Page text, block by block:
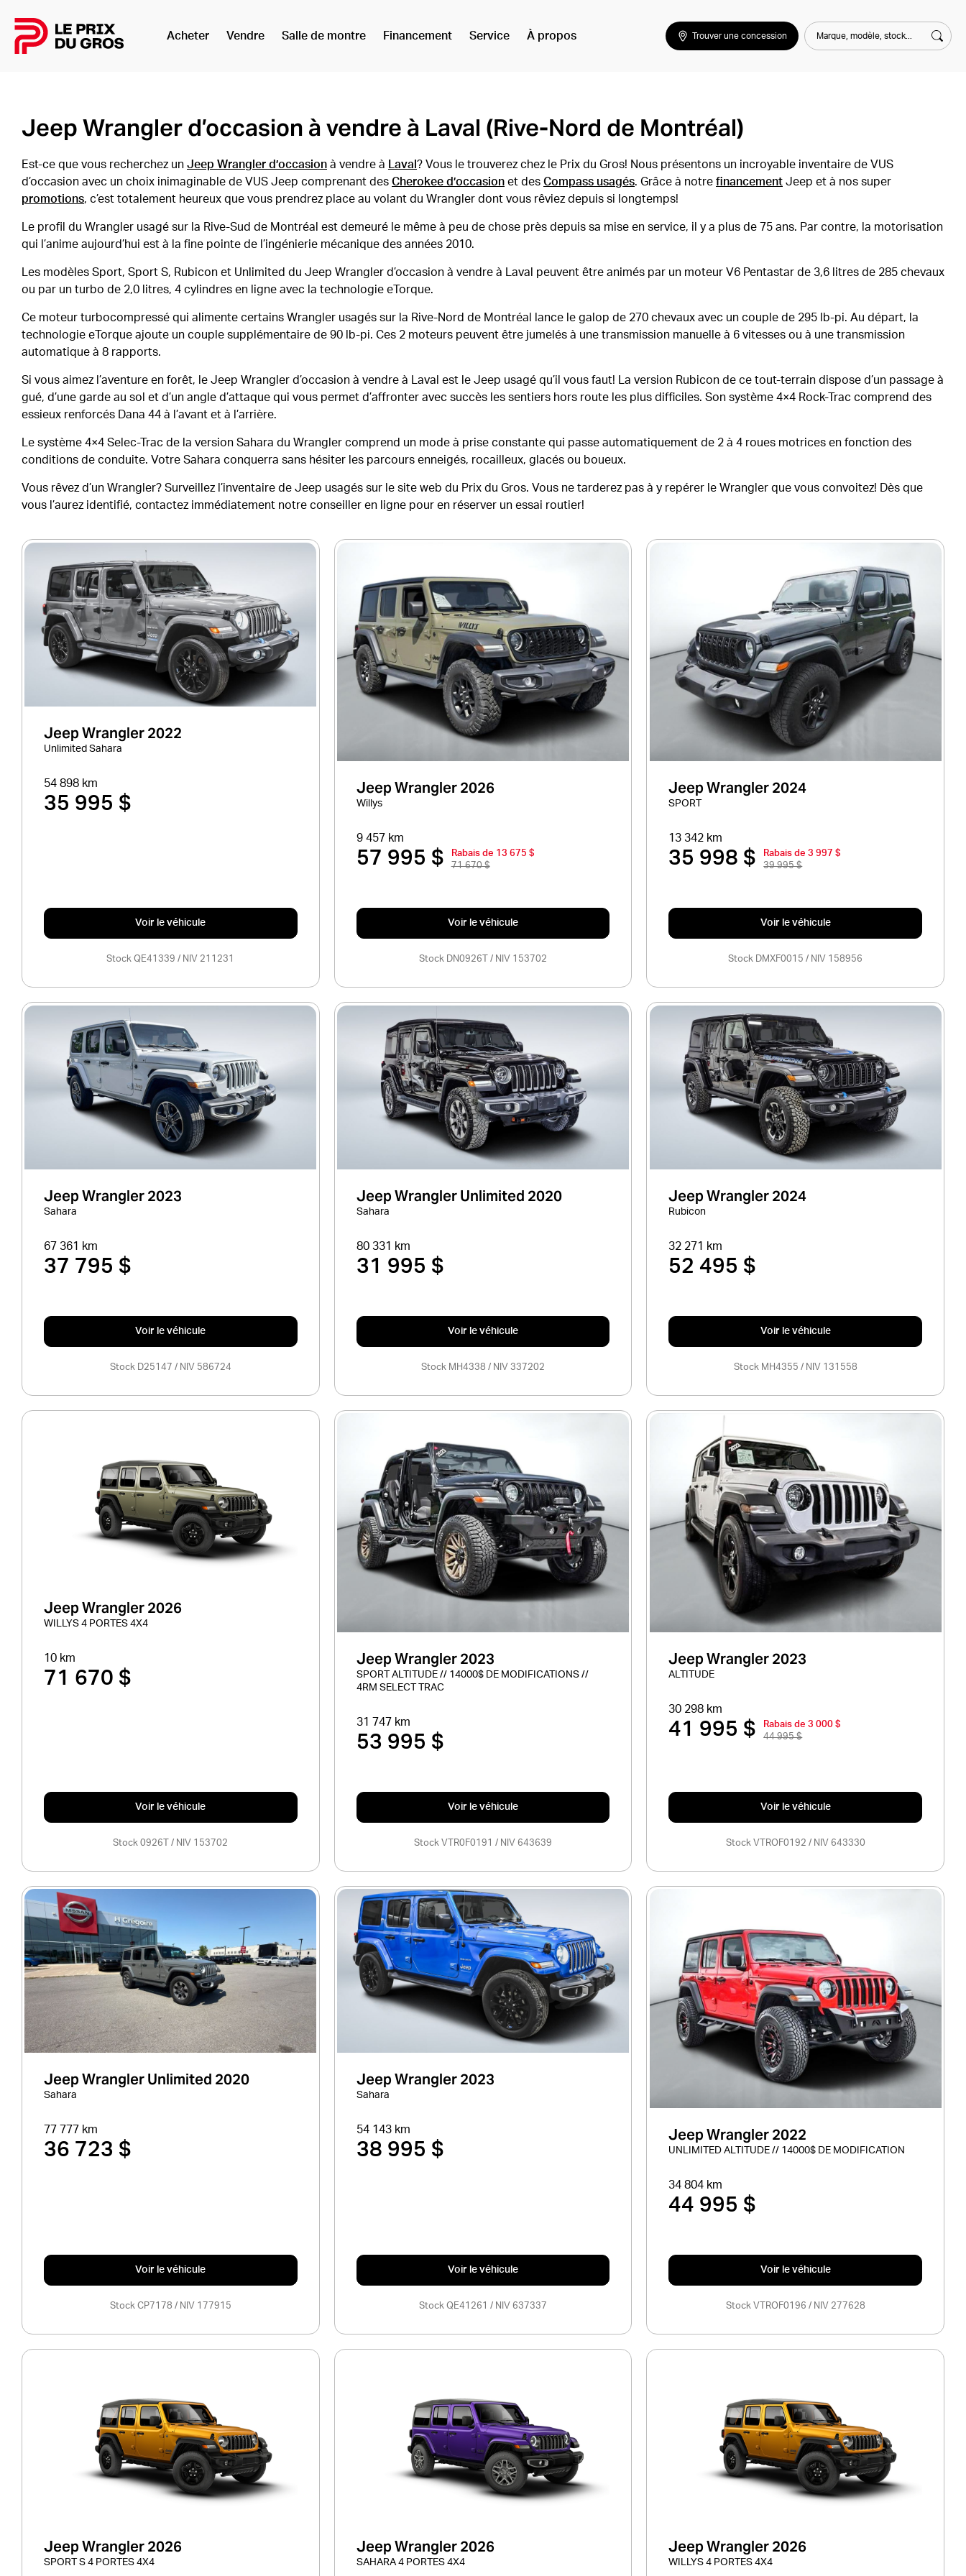
Accueil Acheter Vendre Salle de montre Financement Service À propos Trouver une concession
Marque, modèle, stock...
Jeep Wrangler d’occasion à vendre à Laval (Rive-Nord de Montréal)
Est-ce que vous recherchez un Jeep Wrangler d’occasion à vendre à Laval ? Vous le trouverez chez le Prix du Gros! Nous présentons un incroyable inventaire de VUS
d’occasion avec un choix inimaginable de VUS Jeep comprenant des Cherokee d’occasion et des Compass usagés. Grâce à notre financement Jeep et à nos super
promotions, c’est totalement heureux que vous prendrez place au volant du Wrangler dont vous rêviez depuis si longtemps!
Le profil du Wrangler usagé sur la Rive-Sud de Montréal est demeuré le même à peu de chose près depuis sa mise en service, il y a plus de 75 ans. Par contre, la motorisation
qui l’anime aujourd’hui est à la fine pointe de l’ingénierie mécanique des années 2010.
Les modèles Sport, Sport S, Rubicon et Unlimited du Jeep Wrangler d’occasion à vendre à Laval peuvent être animés par un moteur V6 Pentastar de 3,6 litres de 285 chevaux
ou par un turbo de 2,0 litres, 4 cylindres en ligne avec la technologie eTorque.
Ce moteur turbocompressé qui alimente certains Wrangler usagés sur la Rive-Nord de Montréal lance le galop de 270 chevaux avec un couple de 295 lb-pi. Au départ, la
technologie eTorque ajoute un couple supplémentaire de 90 lb-pi. Ces 2 moteurs peuvent être jumelés à une transmission manuelle à 6 vitesses ou à une transmission
automatique à 8 rapports.
Si vous aimez l’aventure en forêt, le Jeep Wrangler d’occasion à vendre à Laval est le Jeep usagé qu’il vous faut! La version Rubicon de ce tout-terrain dispose d’un passage à
gué, d’une garde au sol et d’un angle d’attaque qui vous permet d’affronter avec succès les sentiers hors route les plus difficiles. Son système 4×4 Rock-Trac comprend des
essieux renforcés Dana 44 à l’avant et à l’arrière.
Le système 4×4 Selec-Trac de la version Sahara du Wrangler comprend un mode à prise constante qui passe automatiquement de 2 à 4 roues motrices en fonction des
conditions de conduite. Votre Sahara conquerra sans hésiter les parcours enneigés, rocailleux, glacés ou boueux.
Vous rêvez d’un Wrangler? Surveillez l’inventaire de Jeep usagés sur le site web du Prix du Gros. Vous ne tarderez pas à y repérer le Wrangler que vous convoitez! Dès que
vous l’aurez identifié, contactez immédiatement notre conseiller en ligne pour en réserver un essai routier!
Jeep Wrangler 2022
Unlimited Sahara
54 898 km
35 995 $
Voir le véhicule
Stock QE41339 / NIV 211231
Jeep Wrangler 2026
Willys
9 457 km
57 995 $
Rabais de 13 675 $
71 670 $
Voir le véhicule
Stock DN0926T / NIV 153702
Jeep Wrangler 2024
SPORT
13 342 km
35 998 $
Rabais de 3 997 $
39 995 $
Voir le véhicule
Stock DMXF0015 / NIV 158956
Jeep Wrangler 2023
Sahara
67 361 km
37 795 $
Voir le véhicule
Stock D25147 / NIV 586724
Jeep Wrangler Unlimited 2020
Sahara
80 331 km
31 995 $
Voir le véhicule
Stock MH4338 / NIV 337202
Jeep Wrangler 2024
Rubicon
32 271 km
52 495 $
Voir le véhicule
Stock MH4355 / NIV 131558
Jeep Wrangler 2026
WILLYS 4 PORTES 4X4
10 km
71 670 $
Voir le véhicule
Stock 0926T / NIV 153702
Jeep Wrangler 2023
SPORT ALTITUDE // 14000$ DE MODIFICATIONS //
4RM SELECT TRAC
31 747 km
53 995 $
Voir le véhicule
Stock VTR0F0191 / NIV 643639
Jeep Wrangler 2023
ALTITUDE
30 298 km
41 995 $
Rabais de 3 000 $
44 995 $
Voir le véhicule
Stock VTROF0192 / NIV 643330
Jeep Wrangler Unlimited 2020
Sahara
77 777 km
36 723 $
Voir le véhicule
Stock CP7178 / NIV 177915
Jeep Wrangler 2023
Sahara
54 143 km
38 995 $
Voir le véhicule
Stock QE41261 / NIV 637337
Jeep Wrangler 2022
UNLIMITED ALTITUDE // 14000$ DE MODIFICATION
34 804 km
44 995 $
Voir le véhicule
Stock VTROF0196 / NIV 277628
Jeep Wrangler 2026
SPORT S 4 PORTES 4X4
Jeep Wrangler 2026
SAHARA 4 PORTES 4X4
Jeep Wrangler 2026
WILLYS 4 PORTES 4X4